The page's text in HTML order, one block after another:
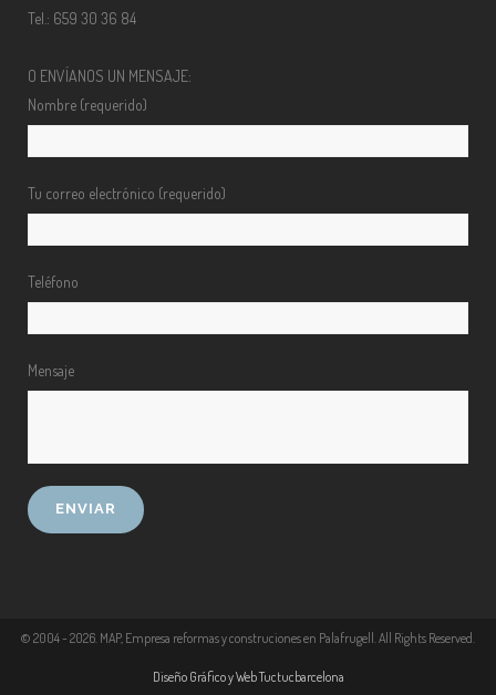
Tel.: 659 30 36 84
O ENVÍANOS UN MENSAJE:
Nombre (requerido)
Tu correo electrónico (requerido)
Teléfono
Mensaje
© 2004 - 2026 . MAP, Empresa reformas y construciones en Palafrugell. All Rights Reserved.
Diseño Gráfico y Web Tuctucbarcelona